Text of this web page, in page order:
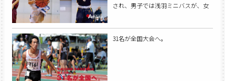
され、男子では浅羽ミニバスが、女
31名が全国大会へ。